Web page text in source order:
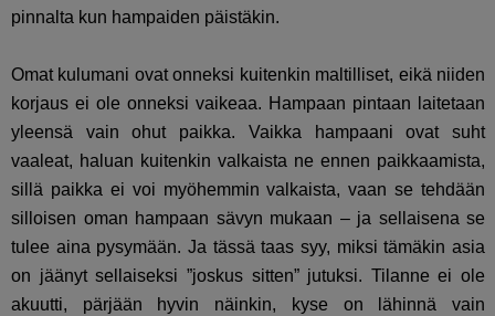
pinnalta kun hampaiden päistäkin.
Omat kulumani ovat onneksi kuitenkin maltilliset, eikä niiden
korjaus ei ole onneksi vaikeaa. Hampaan pintaan laitetaan
yleensä vain ohut paikka. Vaikka hampaani ovat suht
vaaleat, haluan kuitenkin valkaista ne ennen paikkaamista,
sillä paikka ei voi myöhemmin valkaista, vaan se tehdään
silloisen oman hampaan sävyn mukaan – ja sellaisena se
tulee aina pysymään. Ja tässä taas syy, miksi tämäkin asia
on jäänyt sellaiseksi ”joskus sitten” jutuksi. Tilanne ei ole
akuutti, pärjään hyvin näinkin, kyse on lähinnä vain